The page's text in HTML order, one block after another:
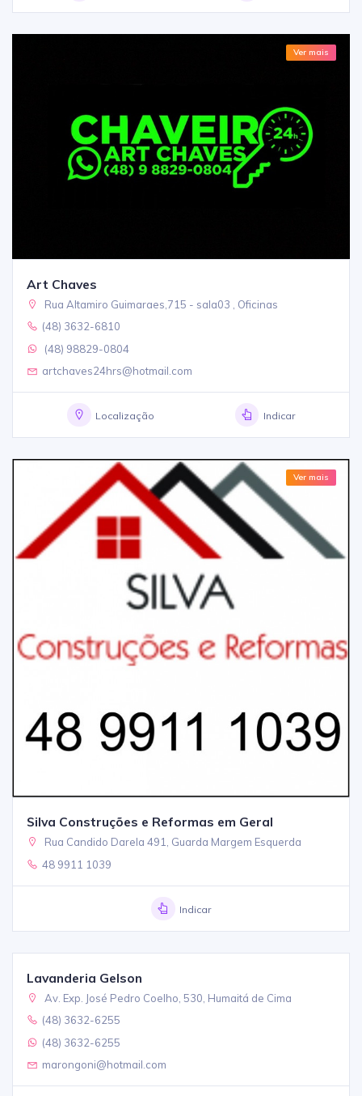
Ver mais
Art Chaves
Rua Altamiro Guimaraes,715 - sala03 , Oficinas
(48) 3632-6810
(48) 98829-0804
artchaves24hrs@hotmail.com
Localização Indicar
Ver mais
Silva Construções e Reformas em Geral
Rua Candido Darela 491, Guarda Margem Esquerda
48 9911 1039
Indicar
Lavanderia Gelson
Av. Exp. José Pedro Coelho, 530, Humaitá de Cima
(48) 3632-6255
(48) 3632-6255
marongoni@hotmail.com